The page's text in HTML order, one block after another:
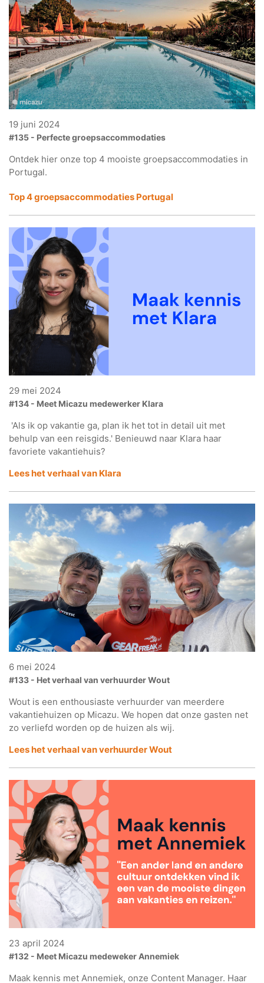
19 juni 2024
#135 - Perfecte groepsaccommodaties
Ontdek hier onze top 4 mooiste groepsaccommodaties in
Portugal.
Top 4 groepsaccommodaties Portugal
29 mei 2024
#134 - Meet Micazu medewerker Klara
'Als ik op vakantie ga, plan ik het tot in detail uit met
behulp van een reisgids.' Benieuwd naar Klara haar
favoriete vakantiehuis?
Lees het verhaal van Klara
6 mei 2024
#133 - Het verhaal van verhuurder Wout
Wout is een enthousiaste verhuurder van meerdere
vakantiehuizen op Micazu. We hopen dat onze gasten net
zo verliefd worden op de huizen als wij.
Lees het verhaal van verhuurder Wout
23 april 2024
#132 - Meet Micazu medeweker Annemiek
Maak kennis met Annemiek, onze Content Manager. Haar